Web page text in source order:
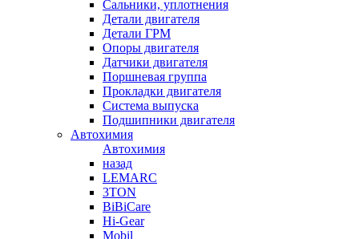
Сальники, уплотнения
Детали двигателя
Детали ГРМ
Опоры двигателя
Датчики двигателя
Поршневая группа
Прокладки двигателя
Система выпуска
Подшипники двигателя
Автохимия
Автохимия
назад
LEMARC
3TON
BiBiCare
Hi-Gear
Mobil